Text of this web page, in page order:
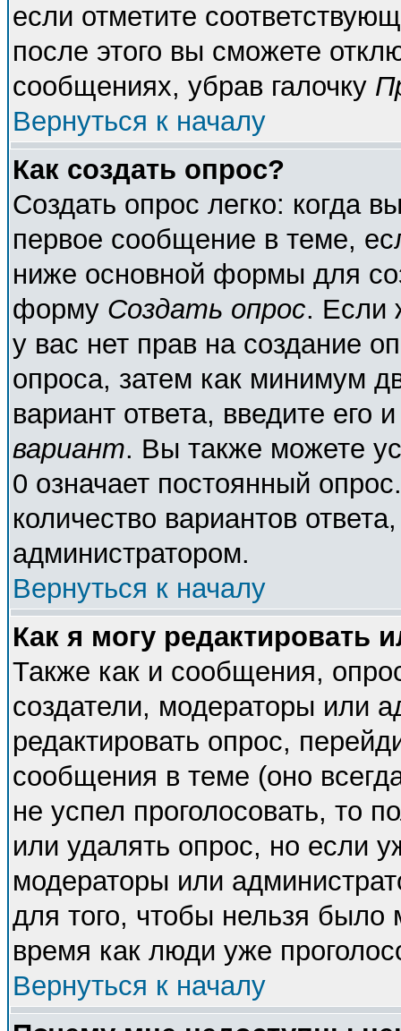
если отметите
после этого вы сможете
сообщениях, убрав галочку
Вернуться к началу
Как создать опрос?
Создать опрос легко: когда
первое сообщение в теме,
ниже основной формы для
форму Создать опрос. Если
у вас нет прав на создание
опроса, затем как минимум
вариант ответа, введите его
вариант. Вы также можете
0 означает постоянный
количество вариантов
администратором.
Вернуться к началу
Как я могу редактировать
Также как и сообщения,
создатели, модераторы или
редактировать опрос,
сообщения в теме (оно
не успел проголосовать, то
или удалять опрос, но если
модераторы или
для того, чтобы нельзя было
время как люди уже
Вернуться к началу